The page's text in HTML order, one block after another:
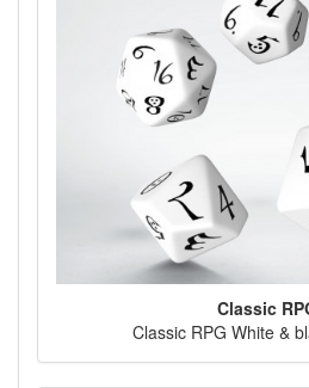
Classic
Classic RPG White &